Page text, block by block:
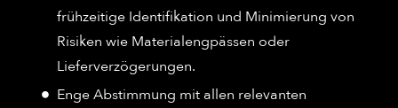
frühzeitige Identifikation und Minimierung von
Risiken wie Materialengpässen oder
Lieferverzögerungen.
Enge Abstimmung mit allen relevanten